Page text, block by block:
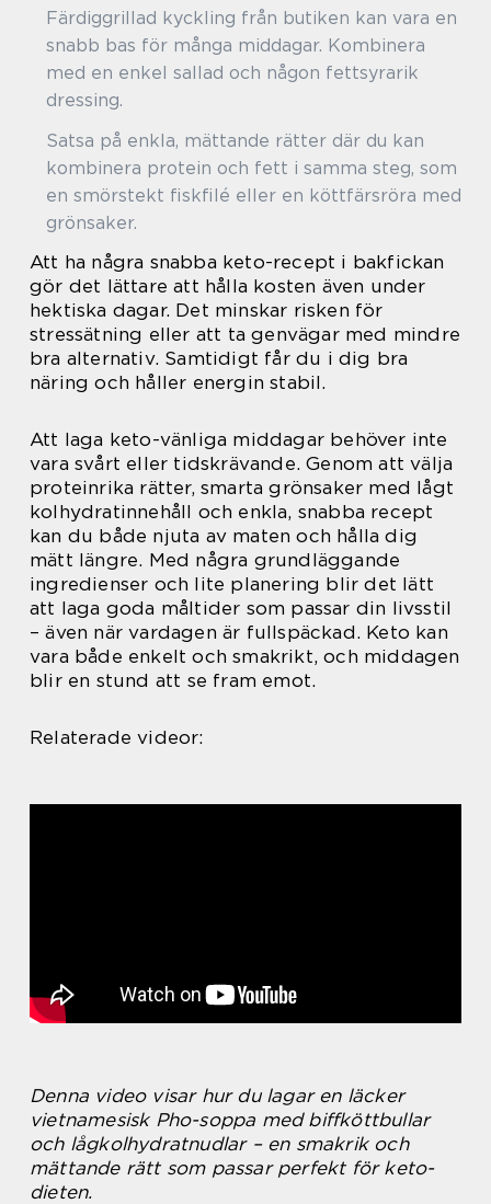
Färdiggrillad kyckling från butiken kan vara en
snabb bas för många middagar. Kombinera
med en enkel sallad och någon fettsyrarik
dressing.
Satsa på enkla, mättande rätter där du kan
kombinera protein och fett i samma steg, som
en smörstekt fiskfilé eller en köttfärsröra med
grönsaker.
Att ha några snabba keto-recept i bakfickan
gör det lättare att hålla kosten även under
hektiska dagar. Det minskar risken för
stressätning eller att ta genvägar med mindre
bra alternativ. Samtidigt får du i dig bra
näring och håller energin stabil.
Att laga keto-vänliga middagar behöver inte
vara svårt eller tidskrävande. Genom att välja
proteinrika rätter, smarta grönsaker med lågt
kolhydratinnehåll och enkla, snabba recept
kan du både njuta av maten och hålla dig
mätt längre. Med några grundläggande
ingredienser och lite planering blir det lätt
att laga goda måltider som passar din livsstil
– även när vardagen är fullspäckad. Keto kan
vara både enkelt och smakrikt, och middagen
blir en stund att se fram emot.
Relaterade videor:
Denna video visar hur du lagar en läcker
vietnamesisk Pho-soppa med biffköttbullar
och lågkolhydratnudlar – en smakrik och
mättande rätt som passar perfekt för keto-
dieten.